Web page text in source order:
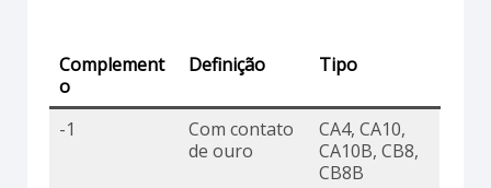
Complement
o
Definição Tipo
-1
Com contato
de ouro
CA4, CA10,
CA10B, CB8,
CB8B